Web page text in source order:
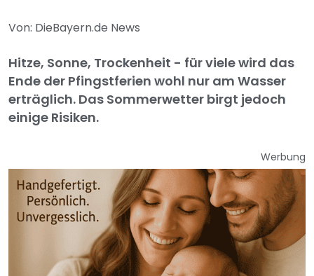
Von: DieBayern.de News
Hitze, Sonne, Trockenheit - für viele wird das
Ende der Pfingstferien wohl nur am Wasser
erträglich. Das Sommerwetter birgt jedoch
einige Risiken.
Werbung